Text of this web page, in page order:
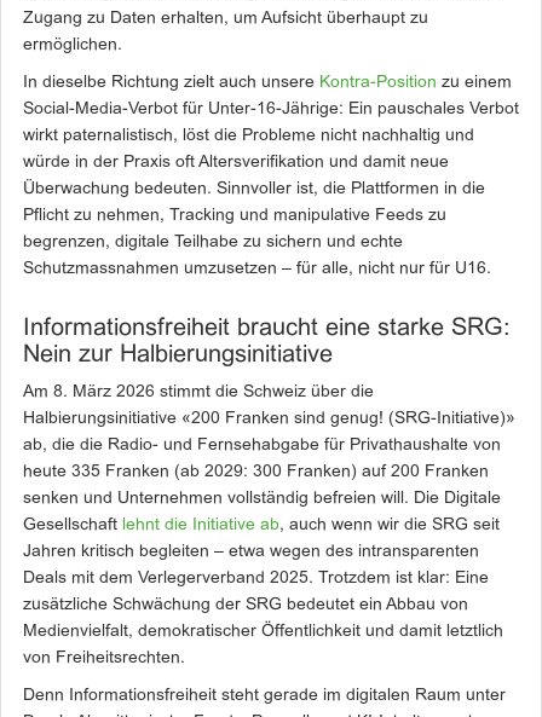
Zugang zu Daten erhalten, um Aufsicht überhaupt zu
ermöglichen.
In dieselbe Richtung zielt auch unsere Kontra-Position zu einem
Social-Media-Verbot für Unter-16-Jährige: Ein pauschales Verbot
wirkt paternalistisch, löst die Probleme nicht nachhaltig und
würde in der Praxis oft Altersverifikation und damit neue
Überwachung bedeuten. Sinnvoller ist, die Plattformen in die
Pflicht zu nehmen, Tracking und manipulative Feeds zu
begrenzen, digitale Teilhabe zu sichern und echte
Schutzmassnahmen umzusetzen – für alle, nicht nur für U16.
Informationsfreiheit braucht eine starke SRG:
Nein zur Halbierungsinitiative
Am 8. März 2026 stimmt die Schweiz über die
Halbierungsinitiative «200 Franken sind genug! (SRG-Initiative)»
ab, die die Radio- und Fernsehabgabe für Privathaushalte von
heute 335 Franken (ab 2029: 300 Franken) auf 200 Franken
senken und Unternehmen vollständig befreien will. Die Digitale
Gesellschaft lehnt die Initiative ab, auch wenn wir die SRG seit
Jahren kritisch begleiten – etwa wegen des intransparenten
Deals mit dem Verlegerverband 2025. Trotzdem ist klar: Eine
zusätzliche Schwächung der SRG bedeutet ein Abbau von
Medienvielfalt, demokratischer Öffentlichkeit und damit letztlich
von Freiheitsrechten.
Denn Informationsfreiheit steht gerade im digitalen Raum unter